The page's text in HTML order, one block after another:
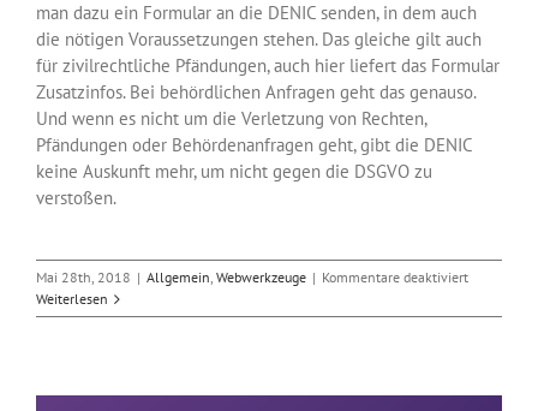
man dazu ein Formular an die DENIC senden, in dem auch
die nötigen Voraussetzungen stehen. Das gleiche gilt auch
für zivilrechtliche Pfändungen, auch hier liefert das Formular
Zusatzinfos. Bei behördlichen Anfragen geht das genauso.
Und wenn es nicht um die Verletzung von Rechten,
Pfändungen oder Behördenanfragen geht, gibt die DENIC
keine Auskunft mehr, um nicht gegen die DSGVO zu
verstoßen.
Mai 28th, 2018 | Allgemein, Webwerkzeuge | Kommentare deaktiviertfür
neue
Weiterlesen